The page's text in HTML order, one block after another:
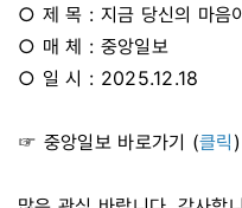
○ 제 목 : 지금 당신의 마음
○ 매 체 : 중앙일보
○ 일 시 : 2025.12.18
☞ 중앙일보 바로가기 (클릭 )